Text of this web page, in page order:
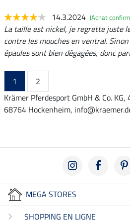
14.3.2024 (Achat
La taille est nickel, je regrette juste
contre les mouches en ventral.
épaules sont bien dégagées, donc
1
2
Krämer Pferdesport GmbH & Co.
68764 Hockenheim,
MEGA STORES
SHOPPING EN LIGNE